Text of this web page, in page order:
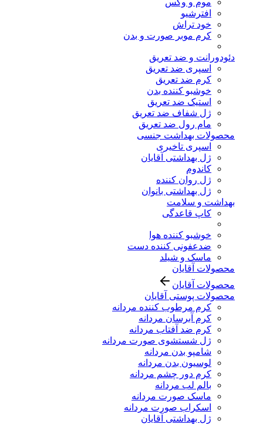
موم و وکس
افترشیو
خود تراش
کرم موبر صورت و بدن
دئودورانت و ضد تعریق
اسپری ضد تعریق
کرم ضد تعریق
خوشبو کننده بدن
استیک ضد تعریق
ژل شفاف ضد تعریق
مام رول ضد تعریق
محصولات بهداشت جنسی
اسپری تاخیری
ژل بهداشتی آقایان
کاندوم
ژل روان کننده
ژل بهداشتی بانوان
بهداشت و سلامت
کاپ قاعدگی
خوشبو کننده هوا
ضدعفونی کننده دست
ماسک و شیلد
محصولات آقایان
محصولات آقایان
محصولات پوستی آقایان
کرم مرطوب کننده مردانه
کرم آبرسان مردانه
کرم ضد آفتاب مردانه
ژل شستشوی صورت مردانه
شامپو بدن مردانه
لوسیون بدن مردانه
کرم دور چشم مردانه
بالم لب مردانه
ماسک صورت مردانه
اسکراب صورت مردانه
ژل بهداشتی آقایان